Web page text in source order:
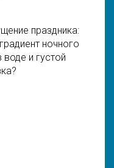
праздника:
ночного
и густой